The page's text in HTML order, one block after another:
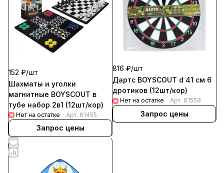
152 ₽/шт
Шахматы и уголки
магнитные BOYSCOUT в
тубе набор 2в1 (12шт/кор)
Нет на остатке Арт. 61455
Запрос цены
816 ₽/шт
Дартс BOYSCOUT d 41 см 6
дротиков (12шт/кор)
Нет на остатке Арт. 61558
Запрос цены